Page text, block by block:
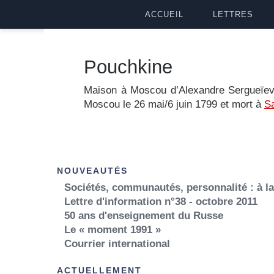
ACCUEIL LETTRES
Pouchkine
Maison à Moscou d’Alexandre
Moscou le 26 mai/6 juin 1799 et mort à
NOUVEAUTÉS
Sociétés, communautés, personnalité : à
Lettre d'information n°38 - octobre 2011
50 ans d'enseignement du Russe
Le « moment 1991 »
Courrier international
ACTUELLEMENT